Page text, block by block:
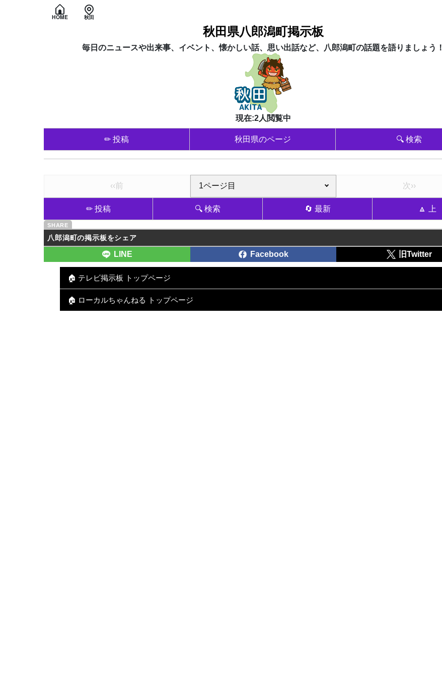
HOME 秋田
秋田県八郎潟町掲示板
毎日のニュースや出来事、イベント、懐かしい話、思い出話など、八郎潟町の話題を語りましょう！
現在:2人閲覧中
✏ 投稿 秋田県のページ 🔍 検索
‹‹前 次››
✏ 投稿 🔍 検索 🔄 最新 🔼 上
八郎潟町の掲示板をシェア
LINE Facebook 旧Twitter
🏠 テレビ掲示板 トップページ
🏠 ローカルちゃんねる トップページ